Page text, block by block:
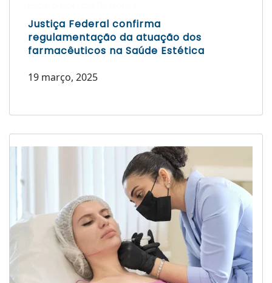
Justiça Federal confirma
regulamentação da atuação dos
farmacêuticos na Saúde Estética
19 março, 2025